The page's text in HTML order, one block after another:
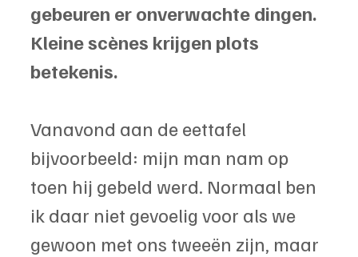
gebeuren er onverwachte dingen.
Kleine scènes krijgen plots
betekenis.
Vanavond aan de eettafel
bijvoorbeeld: mijn man nam op
toen hij gebeld werd. Normaal ben
ik daar niet gevoelig voor als we
gewoon met ons tweeën zijn, maar